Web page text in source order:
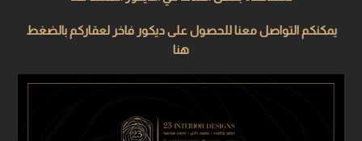
يمكنكم التواصل معنا للحصول على ديكور فاخر لعقاركم بالضغط
هنا